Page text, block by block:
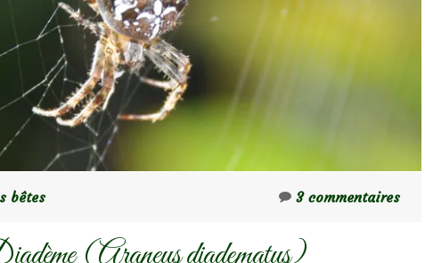
bêtes 3 commentaires